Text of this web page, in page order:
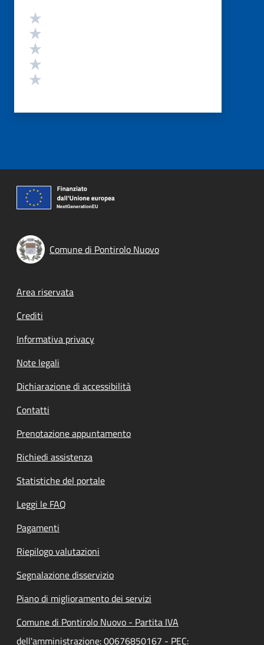
Valutazione
Comune di Pontirolo Nuovo
Footer menu
Area riservata
Crediti
Informativa privacy
Note legali
Dichiarazione di accessibilità
Contatti
Prenotazione appuntamento
Richiedi assistenza
Statistiche del portale
Leggi le FAQ
Pagamenti
Riepilogo valutazioni
Segnalazione disservizio
Piano di miglioramento dei servizi
Comune di Pontirolo Nuovo - Partita IVA
dell'amministrazione: 00676850167 - PEC: